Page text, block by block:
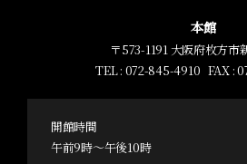
本館
〒573-1191 大阪府枚方市
TEL : 072-845-4910 FAX :
開館時間
午前9時～午後10時